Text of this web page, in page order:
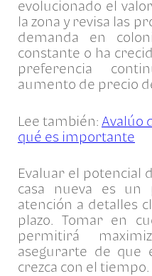
evolucionado el
la zona y revisa las
demanda en
constante o ha
preferencia
aumento de precio
Lee también: Avalúo
qué es importante
Evaluar el potencial
casa nueva es un
atención a detalles
plazo. Tomar en
permitirá
asegurarte de que
crezca con el tiempo.